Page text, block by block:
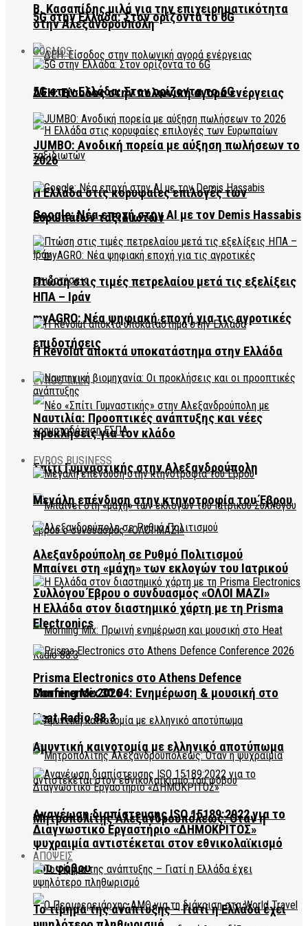
5G στην Ελλάδα: Στον ορίζοντα το 6G
ΔΕΗ: Είσοδος στην πολωνική αγορά ενέργειας
Η Ελλάδα στις κορυφαίες επιλογές των
Ευρωπαίων ταξιδιωτών
myAGRO: Νέα ψηφιακή εποχή για τις αγροτικές
επιδοτήσεις
EVROS TALK
Σπίτι Γυμναστικής στην Αλεξανδρούπολη
Μπαίνει στη «μάχη» των εκλογών του Ιατρικού
Συλλόγου Έβρου ο συνδυασμός «ΟΛΟΙ ΜΑΖΙ»
Morning Mix 30.04: Ενημέρωση & μουσική στο
Heat Radio 88.3
Μητροπολίτης Αλεξανδρουπόλεως: Όταν η
ψυχραιμία αντιστέκεται στον εθνικολαϊκισμό
του φόβου
Β. Κασαπίδης μιλά για την επιχειρηματικότητα
στην Αλεξανδρούπολη
COSMOS
5G στην Ελλάδα: Στον ορίζοντα το 6G
JUMBO: Ανοδική πορεία με αύξηση πωλήσεων το
2026
Google: Νέα εποχή στην AI με τον Demis Hassabis
Πτώση στις τιμές πετρελαίου μετά τις εξελίξεις
ΗΠΑ – Ιράν
Η Revolut αποκτά υποκατάστημα στην Ελλάδα
Ναυτιλία: Προοπτικές ανάπτυξης και νέες
προκλήσεις για τον κλάδο
EVROS BUSINESS
Μεγάλη επένδυση στην κτηνοτροφία του Έβρου
Αλεξανδρούπολη σε Ρυθμό Πολιτισμού
Η Ελλάδα στον διαστημικό χάρτη με τη Prisma
Electronics
Prisma Electronics στο Athens Defence
Conference 2026
Αμυντική καινοτομία με ελληνικό αποτύπωμα
Ανανέωση διαπίστευσης ISO 15189:2022 για το
Διαγνωστικό Εργαστήριο «ΔΗΜΟΚΡΙΤΟΣ»
ΑΠΟΨΕΙΣ
Το τίμημα της ανάπτυξης – Γιατί η Ελλάδα έχει